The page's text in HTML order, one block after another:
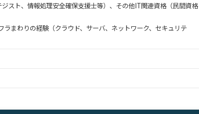
スト、情報処理安全確保支援士等）、その他IT関連資格（民間資格
ラまわりの経験（クラウド、サーバ、ネットワーク、セキュリテ